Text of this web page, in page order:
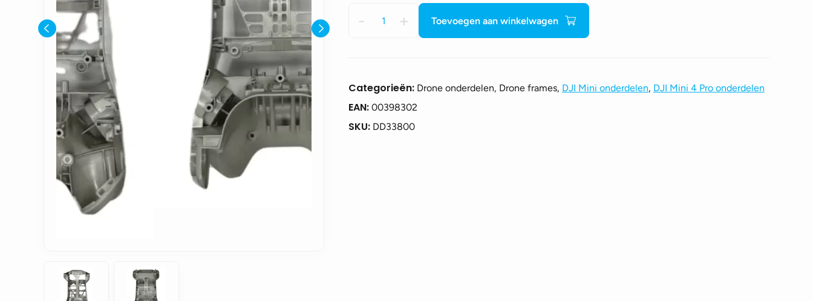
-
Mini
frame
+ Toevoegen aan winkelwagen
Categorieën: Drone onderdelen, Drone frames, DJI Mini onderdelen, DJI Mini 4 Pro onderdelen
EAN: 00398302
SKU: DD33800